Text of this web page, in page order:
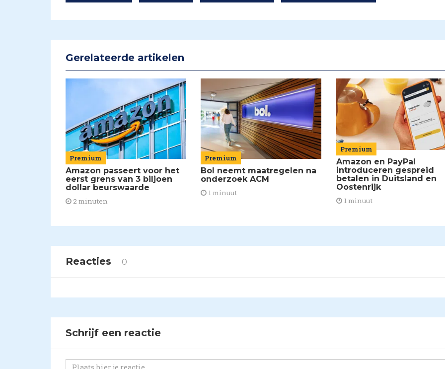
Gerelateerde artikelen
Premium
Amazon passeert voor het
eerst grens van 3 biljoen
dollar beurswaarde
2 minuten
Premium
Bol neemt maatregelen na
onderzoek ACM
1 minuut
Premium
Amazon en PayPal
introduceren gespreid
betalen in Duitsland en
Oostenrijk
1 minuut
Reacties 0
Schrijf een reactie